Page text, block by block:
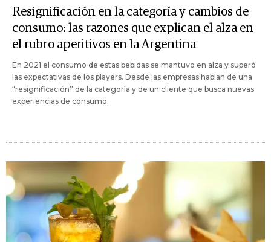
Resignificación en la categoría y cambios de
consumo: las razones que explican el alza en
el rubro aperitivos en la Argentina
En 2021 el consumo de estas bebidas se mantuvo en alza y superó
las expectativas de los players. Desde las empresas hablan de una
“resignificación” de la categoría y de un cliente que busca nuevas
experiencias de consumo.